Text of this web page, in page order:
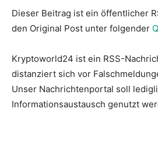
Dieser Beitrag ist ein öffentlicher
den Original Post unter folgender
Kryptoworld24 ist ein RSS-
distanziert sich vor
Unser Nachrichtenportal soll
Informationsaustausch genutzt